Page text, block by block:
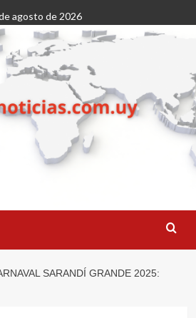
agosto de 2026
SARANDÍ GRANDE 2025: